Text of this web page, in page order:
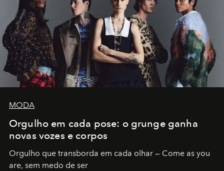
MODA
Orgulho em cada pose: o grunge ganha
novas vozes e corpos
Orgulho que transborda em cada olhar — Come as you
are, sem medo de ser